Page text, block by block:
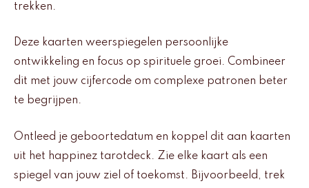
trekken.
Deze kaarten weerspiegelen persoonlijke
ontwikkeling en focus op spirituele groei. Combineer
dit met jouw cijfercode om complexe patronen beter
te begrijpen.
Ontleed je geboortedatum en koppel dit aan kaarten
uit het happinez tarotdeck. Zie elke kaart als een
spiegel van jouw ziel of toekomst. Bijvoorbeeld, trek